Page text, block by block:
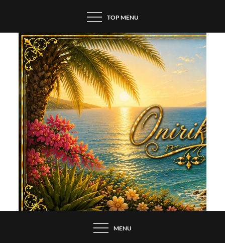
content
TOP MENU
MENU